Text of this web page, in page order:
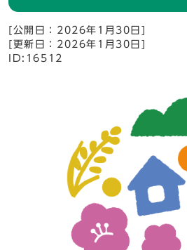
[公開日：2026年1月30日]
[更新日：2026年1月30日]
ID:16512